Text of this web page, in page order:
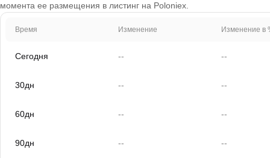
момента ее размещения в листинг на Poloniex.
Время Изменение Изменение в
Сегодня -- --
30дн -- --
60дн -- --
90дн -- --